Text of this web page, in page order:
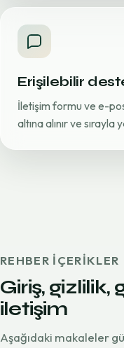
Erişilebilir
İletişim formu ve e-
altına alınır ve sırayla
REHBER IÇERIKLER
Giriş, gizlilik,
iletişim
Aşağıdaki makaleler